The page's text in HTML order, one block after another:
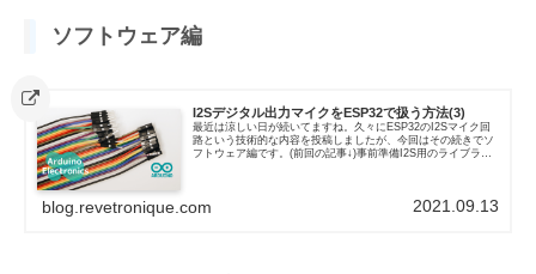
ソフトウェア編
I2Sデジタル出力マイクをESP32で扱う方法(3)
最近は涼しい日が続いてますね。久々にESP32のI2Sマイク回
路という技術的な内容を投稿しましたが、今回はその続きでソ
フトウェア編です。(前回の記事↓)事前準備I2S用のライブラリ
blog.revetronique.com 2021.09.13